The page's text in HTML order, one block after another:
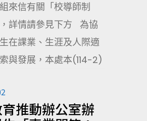
來信有關「校導師制
詳情請參見下方 為協
在課業、生涯及人際適
與發展，本處本(114-2)
推動辦公室辦